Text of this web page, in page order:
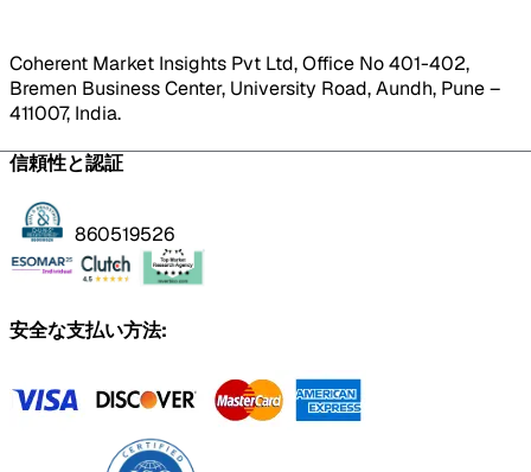
Coherent Market Insights Pvt Ltd, Office No 401-402,
Bremen Business Center, University Road, Aundh, Pune –
411007, India.
信頼性と認証
860519526
安全な支払い方法: